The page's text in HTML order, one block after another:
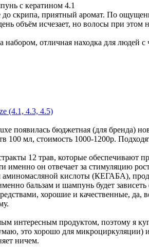
с кератином 4.1
скрипа, приятный аромат. По
объём исчезает, но волосы при
набором, отличная находка для людей
(4.1, 4.3, 4.5)
появилась бюджетная (для бренда)
100 мл, стоимость 1000-1200р.
12 трав, которые обеспечивают
именно он отвечает за стимуляцию
аминомасляной кислоты (КЕГАБА),
бальзам и шампунь будет
хорошие и качественные, да,
интересным продуктом, поэтому я
это хорошо для
ничем.